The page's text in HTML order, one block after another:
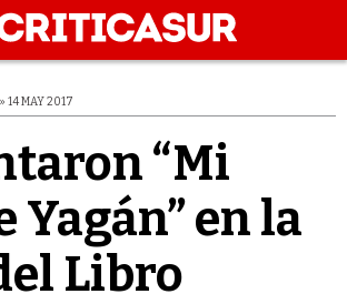
14 MAY 2017
“Mi
Yagán” en la
Libro